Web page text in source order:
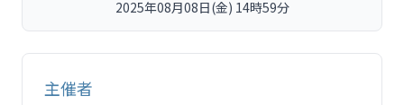
2025年08月08日(金) 14時59分
主催者